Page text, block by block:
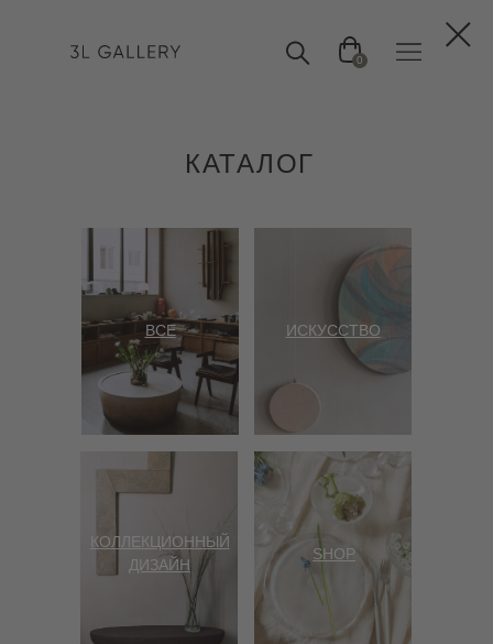
0
КАТАЛОГ
SHOP
ИСКУССТВО
КОЛЛЕКЦИОННЫЙ
ДИЗАЙН
ВСЕ